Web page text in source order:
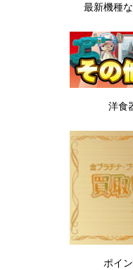
最新機種
洋食
ポイ